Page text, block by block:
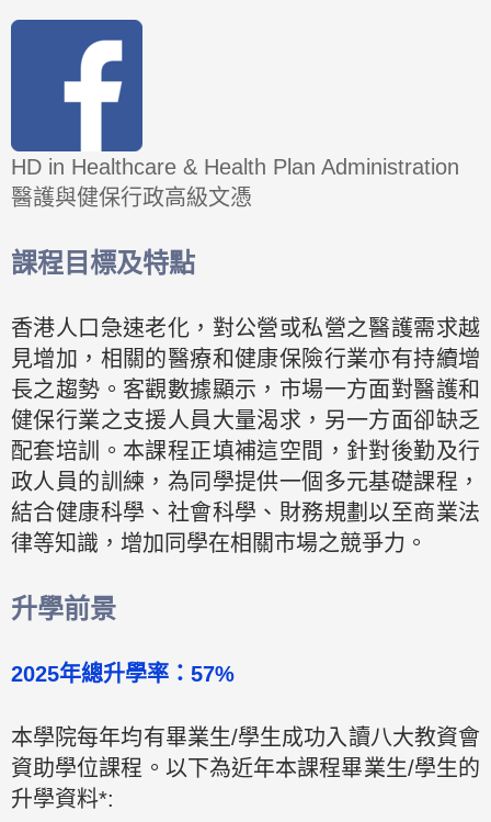
HD in Healthcare & Health Plan Administration
醫護與健保行政高級文憑
課程目標及特點
香港人口急速老化，對公營或私營之醫護需求越
見增加，相關的醫療和健康保險行業亦有持續增
長之趨勢。客觀數據顯示，市場一方面對醫護和
健保行業之支援人員大量渴求，另一方面卻缺乏
配套培訓。本課程正填補這空間，針對後勤及行
政人員的訓練，為同學提供一個多元基礎課程，
結合健康科學、社會科學、財務規劃以至商業法
律等知識，增加同學在相關市場之競爭力。
升學前景
2025年總升學率：57%
本學院每年均有畢業生/學生成功入讀八大教資會
資助學位課程。以下為近年本課程畢業生/學生的
升學資料*: